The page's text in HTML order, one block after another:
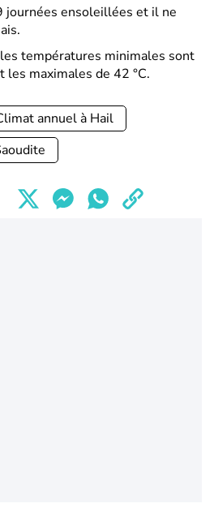
journées ensoleillées et il ne
températures minimales sont
les maximales de 42 °C.
annuel à Hail